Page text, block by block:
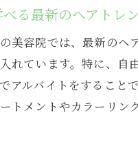
先
募
働
美容院
る最新のヘアトレ
美容院では、最新の
れています。特に、
アルバイトをすること
トメントやカラーリン